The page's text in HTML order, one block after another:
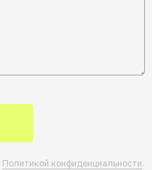
Политикой конфиденциальности.